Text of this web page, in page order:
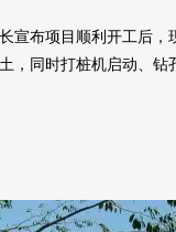
宣布项目顺利开工后
，同时打桩机启动、钻